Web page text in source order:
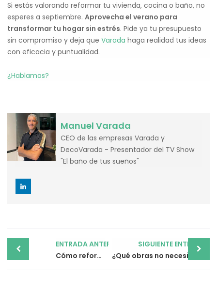
Si estás valorando reformar tu vivienda, cocina o baño, no
esperes a septiembre. Aprovecha el verano para
transformar tu hogar sin estrés. Pide ya tu presupuesto
sin compromiso y deja que Varada haga realidad tus ideas
con eficacia y puntualidad.
¿Hablamos?
Manuel Varada
CEO de las empresas Varada y
DecoVarada - Presentador del TV Show
"El baño de tus sueños"
navigation
ENTRADA ANTERIOR
Cómo reformar una cocina abierta al salón: tips clave
SIGUIENTE ENTRADA